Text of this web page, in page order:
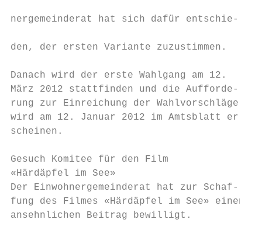
nergemeinderat hat sich dafür
den, der ersten Variante
Danach wird der erste Wahlgang am 12.
März 2012 stattfinden und die Aufforde-
rung zur Einreichung der
wird am 12. Januar 2012 im
scheinen.
Gesuch Komitee für den Film
«Härdäpfel im See»
Der Einwohnergemeinderat hat zur Schaf-
fung des Filmes «Härdäpfel im See»
ansehnlichen Beitrag bewilligt.